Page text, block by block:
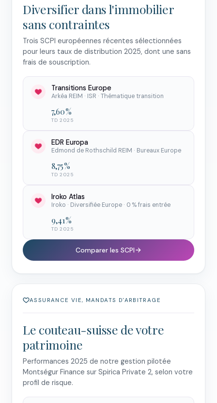
Diversifier dans l'immobilier
sans contraintes
Trois SCPI européennes récentes sélectionnées
pour leurs taux de distribution 2025, dont une sans
frais de souscription.
Transitions Europe
Arkéa REIM · ISR · Thématique transition
7,60 %
TD 2025
EDR Europa
Edmond de Rothschild REIM · Bureaux Europe
8,75 %
TD 2025
Iroko Atlas
Iroko · Diversifiée Europe · 0 % frais entrée
9,41 %
TD 2025
Comparer les SCPI
ASSURANCE VIE, MANDATS D'ARBITRAGE
Le couteau-suisse de votre
patrimoine
Performances 2025 de notre gestion pilotée
Montségur Finance sur Spirica Private 2, selon votre
profil de risque.